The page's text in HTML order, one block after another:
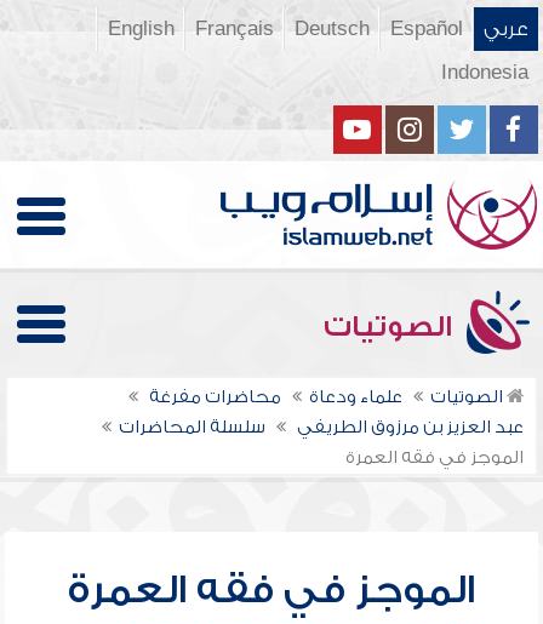
عربي Español
Deutsch
Français
English
Indonesia
الصوتيات
الصوتيات علماء ودعاة
محاضرات مفرغة
عبد العزيز بن مرزوق الطريفي
سلسلة المحاضرات
الموجز في فقه العمرة
الموجز في فقه العمرة